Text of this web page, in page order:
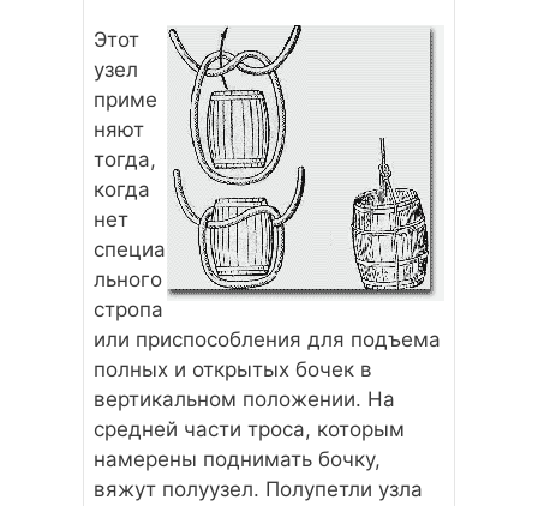
Этот
узел
приме
няют
тогда,
когда
нет
специа
льного
стропа
или приспособления для подъема
полных и открытых бочек в
вертикальном положении. На
средней части троса, которым
намерены поднимать бочку,
вяжут полуузел. Полупетли узла